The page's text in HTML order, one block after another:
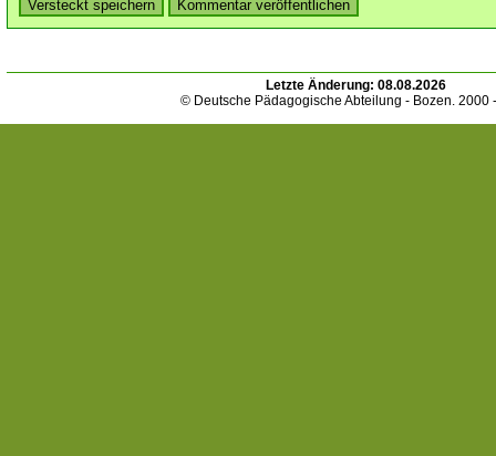
Letzte Änderung: 08.08.2026
© Deutsche Pädagogische Abteilung - Bozen. 2000